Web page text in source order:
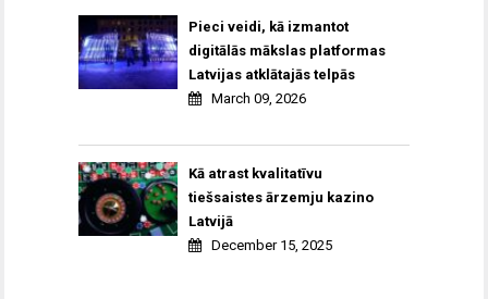
Pieci veidi, kā izmantot
digitālās mākslas platformas
Latvijas atklātajās telpās
March 09, 2026
Kā atrast kvalitatīvu
tiešsaistes ārzemju kazino
Latvijā
December 15, 2025